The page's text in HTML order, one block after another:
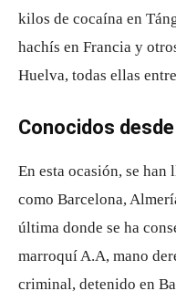
kilos de cocaína en
hachís en Francia y
Huelva, todas ellas
Conocidos
En esta ocasión, se han
como Barcelona,
última donde se ha
marroquí A.A, mano
criminal, detenido en